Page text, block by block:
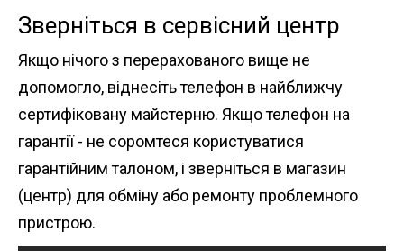
Зверніться в сервісний центр
Якщо нічого з перерахованого вище не
допомогло, віднесіть телефон в найближчу
сертифіковану майстерню. Якщо телефон на
гарантії - не соромтеся користуватися
гарантійним талоном, і зверніться в магазин
(центр) для обміну або ремонту проблемного
пристрою.